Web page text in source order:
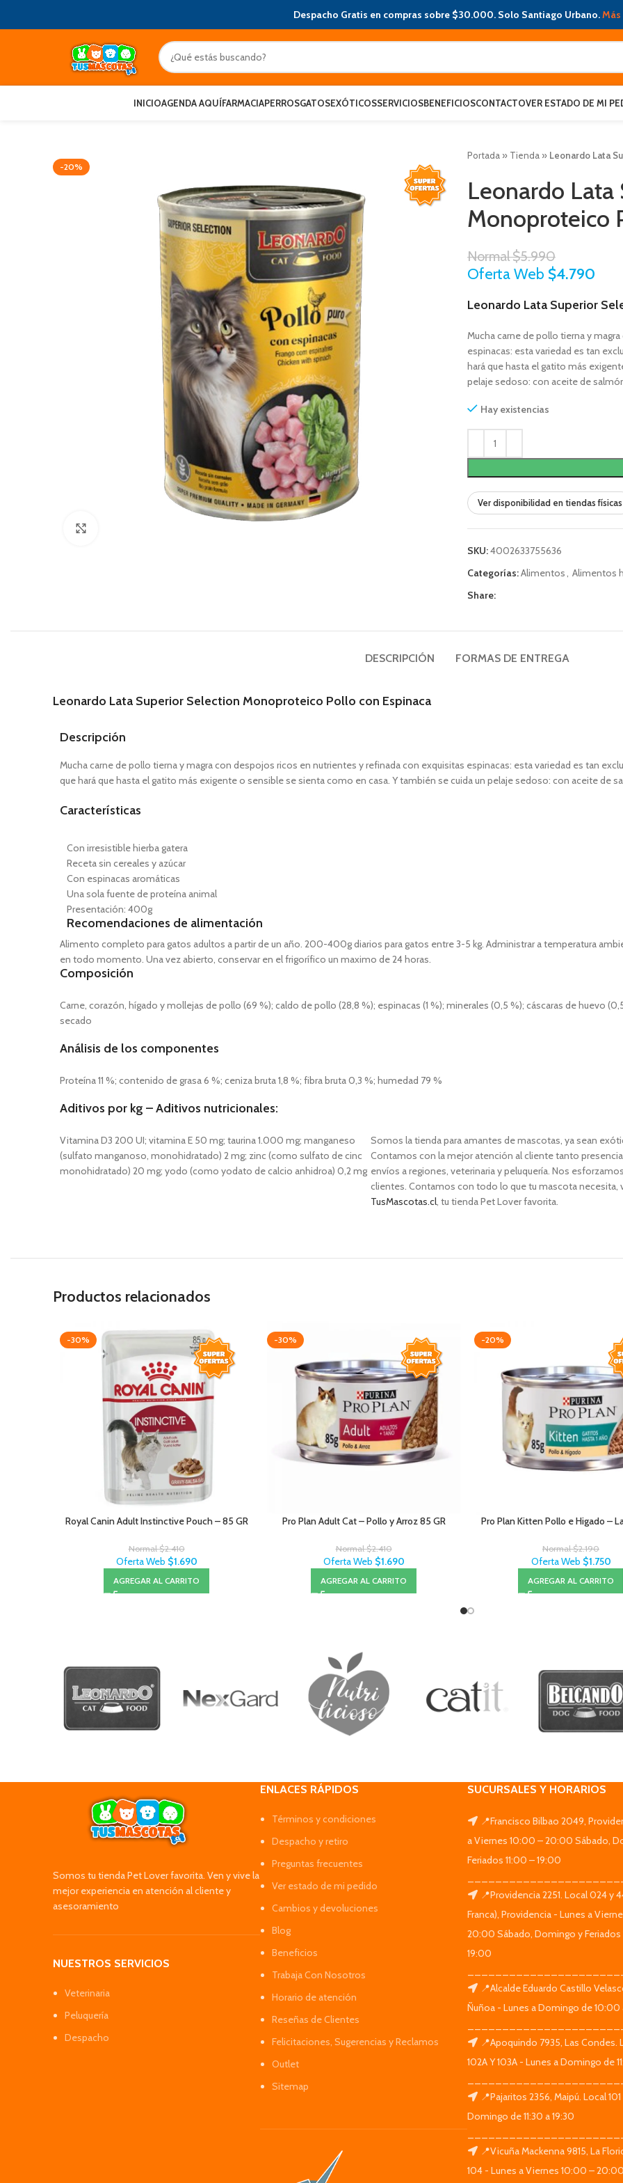
Despacho Gratis en compras sobre $30.000. Solo Santiago Urbano.
INICIOAGENDA AQUÍFARMACIAPERROSGATOSEXÓTICOSSERVICIOSBENEFICIOSCONTACTOVER ESTADO DE MI
-20%
Portada » Tienda » Leonardo Lata
Leonardo
Monoproteico
Normal$5.990
Oferta Web $4.790
Leonardo Lata Superior
Mucha carne de pollo tierna y
espinacas: esta variedad es tan
hará que hasta el gatito más
pelaje sedoso: con aceite de
Hay existencias
Ver disponibilidad en tiendas físicas
SKU:4002633755636
Categorías:Alimentos, Alimentos
Share:
DESCRIPCIÓN FORMAS DE ENTREGA
Leonardo Lata Superior Selection Monoproteico Pollo con Espinaca
Descripción
Mucha carne de pollo tierna y magra con despojos ricos en nutrientes y refinada con exquisitas espinacas: esta variedad es tan
que hará que hasta el gatito más exigente o sensible se sienta como en casa. Y también se cuida un pelaje sedoso: con aceite de
Características
Con irresistible hierba gatera
Receta sin cereales y azúcar
Con espinacas aromáticas
Una sola fuente de proteína animal
Presentación: 400g
Recomendaciones de alimentación
Alimento completo para gatos adultos a partir de un año. 200-400g diarios para gatos entre 3-5 kg. Administrar a temperatura
en todo momento. Una vez abierto, conservar en el frigorífico un maximo de 24 horas.
Composición
Carne, corazón, hígado y mollejas de pollo (69 %); caldo de pollo (28,8 %); espinacas (1 %); minerales (0,5 %); cáscaras de huevo
secado
Análisis de los componentes
Proteína 11 %; contenido de grasa 6 %; ceniza bruta 1,8 %; fibra bruta 0,3 %; humedad 79 %
Aditivos por kg – Aditivos nutricionales:
Vitamina D3 200 UI; vitamina E 50 mg; taurina 1.000 mg; manganeso
(sulfato manganoso, monohidratado) 2 mg; zinc (como sulfato de cinc
monohidratado) 20 mg; yodo (como yodato de calcio anhidroa) 0,2 mg
Somos la tienda para amantes de mascotas, ya sean
Contamos con la mejor atención al cliente tanto
envíos a regiones, veterinaria y peluquería. Nos
clientes. Contamos con todo lo que tu mascota necesita,
TusMascotas.cl, tu tienda Pet Lover favorita.
Productos relacionados
-30%
Royal Canin Adult Instinctive Pouch – 85 GR
Normal$2.410
Oferta Web $1.690
AGREGAR AL CARRITO
-30%
Pro Plan Adult Cat – Pollo y Arroz 85 GR
Normal$2.410
Oferta Web $1.690
AGREGAR AL CARRITO
-20%
Pro Plan Kitten Pollo e Higado –
Normal$2.190
Oferta Web $1.750
AGREGAR AL CARRITO
Somos tu tienda Pet Lover favorita. Ven y vive la
mejor experiencia en atención al cliente y
asesoramiento
NUESTROS SERVICIOS
Veterinaria
Peluquería
Despacho
ENLACES RÁPIDOS
Términos y condiciones
Despacho y retiro
Preguntas frecuentes
Ver estado de mi pedido
Cambios y devoluciones
Blog
Beneficios
Trabaja Con Nosotros
Horario de atención
Reseñas de Clientes
Felicitaciones, Sugerencias y Reclamos
Outlet
Sitemap
SUCURSALES Y HORARIOS
📍Francisco Bilbao 2049,
a Viernes 10:00 – 20:00 Sábado,
Feriados 11:00 – 19:00
📍Providencia 2251. Local 024 y
Franca), Providencia - Lunes a
20:00 Sábado, Domingo y Feriados
19:00
📍Alcalde Eduardo Castillo
Ñuñoa - Lunes a Domingo de 10:00
📍Apoquindo 7935, Las Condes.
102A Y 103A - Lunes a Domingo de
📍Pajaritos 2356, Maipú. Local
Domingo de 11:30 a 19:30
📍Vicuña Mackenna 9815, La
104 - Lunes a Viernes 10:00 –